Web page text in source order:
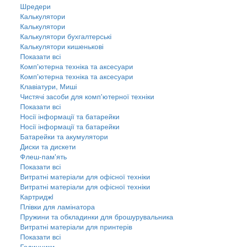
Шредери
Калькулятори
Калькулятори
Калькулятори бухгалтерські
Калькулятори кишенькові
Показати всі
Комп'ютерна техніка та аксесуари
Комп'ютерна техніка та аксесуари
Клавіатури, Миші
Чистячі засоби для комп'ютерної техніки
Показати всі
Носії інформації та батарейки
Носії інформації та батарейки
Батарейки та акумулятори
Диски та дискети
Флеш-пам'ять
Показати всі
Витратні матеріали для офісної техніки
Витратні матеріали для офісної техніки
Картриджi
Плівки для ламінатора
Пружини та обкладинки для брошурувальника
Витратні матеріали для принтерів
Показати всі